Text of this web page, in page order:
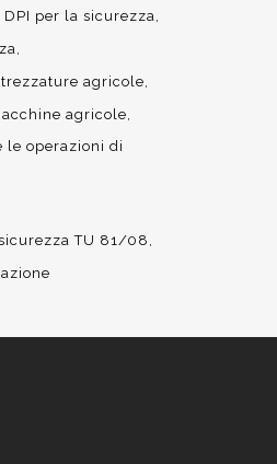
per la sicurezza
agricole
agricole
le operazioni di
TU 81/08